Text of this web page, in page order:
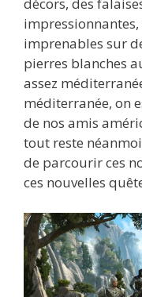
décors, des
imprenables sur
pierres blanches
assez
méditerranée, on
de nos amis
tout reste
de parcourir ces
ces nouvelles